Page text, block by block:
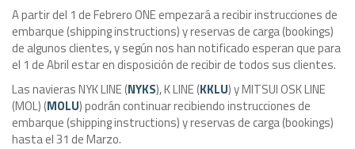
A partir del 1 de Febrero ONE empezará a recibir instrucciones de
embarque (shipping instructions) y reservas de carga (bookings)
de algunos clientes, y según nos han notificado esperan que para
el 1 de Abril estar en disposición de recibir de todos sus clientes.
Las navieras NYK LINE (NYKS), K LINE (KKLU) y MITSUI OSK LINE
(MOL) (MOLU) podrán continuar recibiendo instrucciones de
embarque (shipping instructions) y reservas de carga (bookings)
hasta el 31 de Marzo.